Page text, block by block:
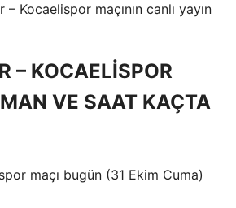
Kocaelispor maçının canlı yayın
– KOCAELİSPOR
VE SAAT KAÇTA
maçı bugün (31 Ekim Cuma)